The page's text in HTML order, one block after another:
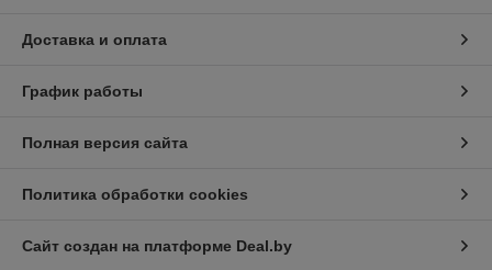
Доставка и оплата
График работы
Полная версия сайта
Политика обработки cookies
Сайт создан на платформе Deal.by